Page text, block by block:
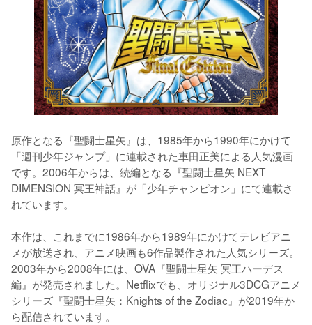
原作となる『聖闘士星矢』は、1985年から1990年にかけて
「週刊少年ジャンプ」に連載された車田正美による人気漫画
です。2006年からは、続編となる『聖闘士星矢 NEXT
DIMENSION 冥王神話』が「少年チャンピオン」にて連載さ
れています。
本作は、これまでに1986年から1989年にかけてテレビアニ
メが放送され、アニメ映画も6作品製作された人気シリーズ。
2003年から2008年には、OVA『聖闘士星矢 冥王ハーデス
編』が発売されました。Netflixでも、オリジナル3DCGアニメ
シリーズ『聖闘士星矢：Knights of the Zodiac』が2019年か
ら配信されています。